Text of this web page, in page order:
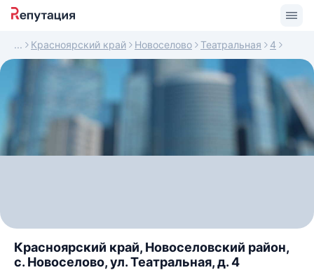
Красноярский край Новоселово Театральная 4
Красноярский край, Новоселовский район,
с. Новоселово, ул. Театральная, д. 4